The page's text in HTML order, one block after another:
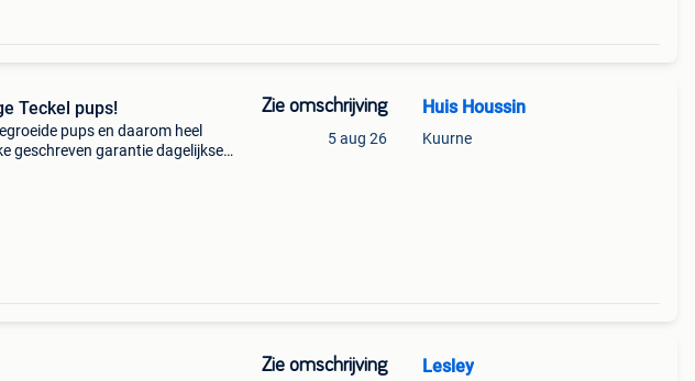
Teckel pups!
pups en daarom heel
geschreven garantie dagelijkse
Zie omschrijving
5 aug 26
Huis Houssin
Kuurne
Zie omschrijving Lesley